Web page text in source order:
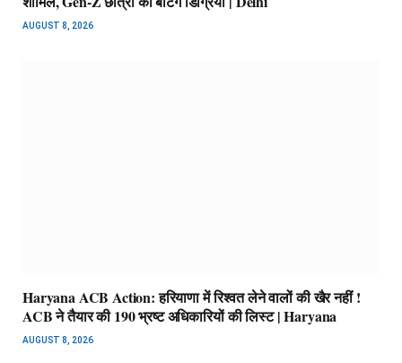
AUGUST 8, 2026
Haryana ACB Action: हरियाणा में रिश्वत लेने वालों की खैर नहीं !
ACB ने तैयार की 190 भ्रष्ट अधिकारियों की लिस्ट | Haryana
AUGUST 8, 2026